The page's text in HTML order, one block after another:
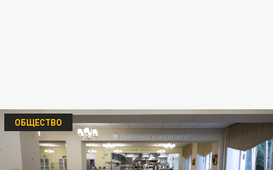
ОБЩЕСТВО